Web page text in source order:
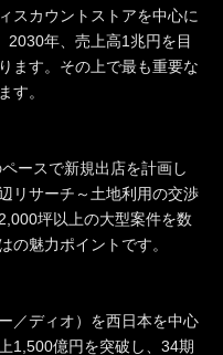
スカウントストアを中心に
2030年、売上高1兆円を目
ます。その上で最も重要な
す。
ースで新規出店を計画し
リサーチ～土地利用の交渉
坪以上の大型案件を数
の魅力ポイントです。
／ディオ）を西日本を中心
1,500億円を突破し、34期